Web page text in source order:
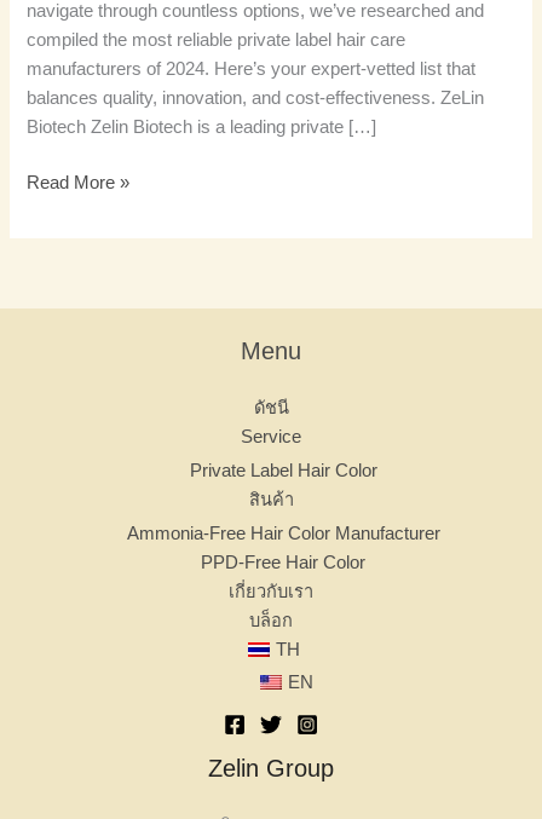
navigate through countless options, we’ve researched and
compiled the most reliable private label hair care
manufacturers of 2024. Here’s your expert-vetted list that
balances quality, innovation, and cost-effectiveness. ZeLin
Biotech Zelin Biotech is a leading private […]
Read More »
Menu
ดัชนี
Service
Private Label Hair Color
สินค้า
Ammonia-Free Hair Color Manufacturer
PPD-Free Hair Color
เกี่ยวกับเรา
บล็อก
TH
EN
Zelin Group